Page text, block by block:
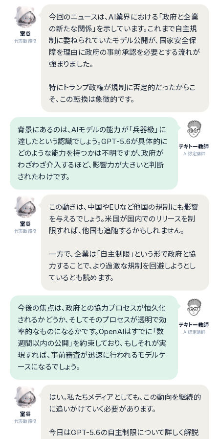
室谷
代表取締役
今回のニュースは、AI業界における「政府と企業
の新たな関係」を示しています。これまで自主規
制に委ねられていたモデル公開が、国家安全保
障を理由に政府の事前承認を必要とする流れが
強まりました。
特にトランプ政権が規制に否定的だったからこ
そ、この転換は象徴的です。
テキトー教師
.AI認定講師
背景にあるのは、AIモデルの能力が「兵器級」に
達したという認識でしょう。GPT-5.6が具体的に
どのような能力を持つかは不明ですが、政府が
わざわざ介入するほど、影響力が大きいと判断
されたわけです。
室谷
代表取締役
この動きは、中国やEUなど他国の規制にも影響
を与えるでしょう。米国が国内でのリリースを制
限すれば、他国も追随するかもしれません。
一方で、企業は「自主制限」という形で政府と協
力することで、より過激な規制を回避しようとし
ているとも読めます。
テキトー教師
.AI認定講師
今後の焦点は、政府との協力プロセスが恒久化
されるかどうか、そしてそのプロセスが透明で効
率的なものになるかです。OpenAIはすでに「数
週間以内の公開」を約束しており、もしそれが実
現すれば、事前審査が迅速に行われるモデルケ
ースになるでしょう。
室谷
代表取締役
はい。私たちメディアとしても、この動向を継続的
に追いかけていく必要があります。
今日はGPT-5.6の自主制限について詳しく解説